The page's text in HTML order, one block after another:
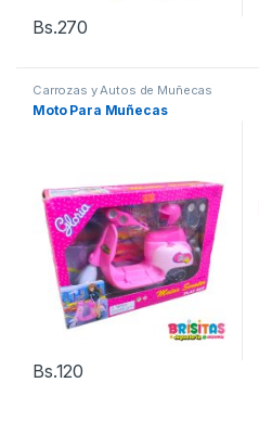
Bs.270
Carrozas y Autos de Muñecas
Moto Para Muñecas
Bs.120